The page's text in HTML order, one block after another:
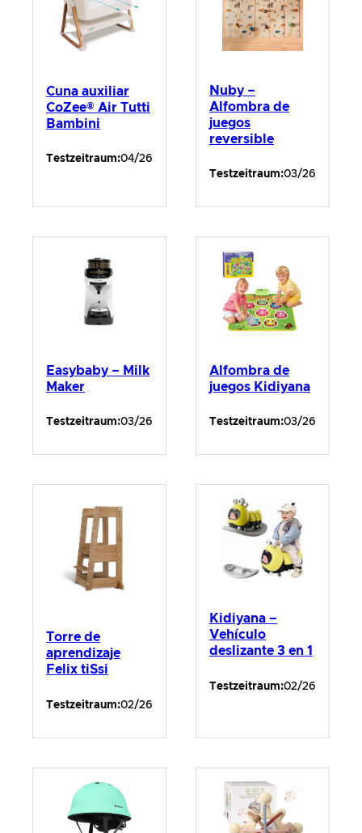
Cuna auxiliar
CoZee® Air Tutti
Bambini
Testzeitraum:04/26
Nuby –
Alfombra de
juegos
reversible
Testzeitraum:03/26
Easybaby – Milk
Maker
Testzeitraum:03/26
Alfombra de
juegos Kidiyana
Testzeitraum:03/26
Torre de
aprendizaje
Felix tiSsi
Testzeitraum:02/26
Kidiyana –
Vehículo
deslizante 3 en 1
Testzeitraum:02/26